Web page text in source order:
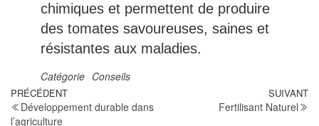
chimiques et permettent de produire
des tomates savoureuses, saines et
résistantes aux maladies.
Catégorie Conseils
Navigation
Article
précédent
PRÉCÉDENT
Développement durable dans
l’agriculture
SUIVANT
Fertilisant Naturel